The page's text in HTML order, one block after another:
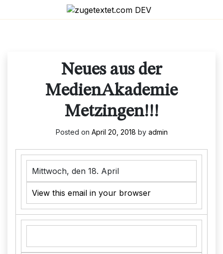
Neues aus der
MedienAkademie
Metzingen!!!
Posted on April 20, 2018 by admin
Mittwoch, den 18. April
View this email in your browser